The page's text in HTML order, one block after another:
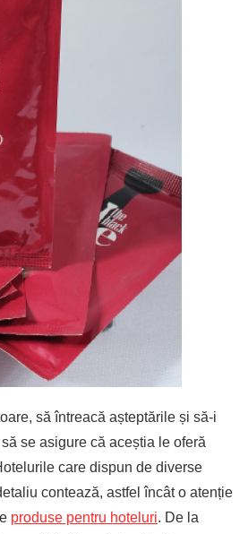
să întreacă așteptările și să-i
se asigure că aceștia le oferă
care dispun de diverse
contează, astfel încât o atenție
produse pentru hoteluri. De la